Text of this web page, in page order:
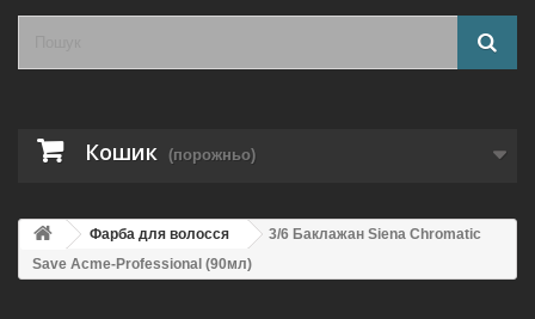
Кошик (порожньо)
Фарба для волосся
3/6 Баклажан Siena Chromatic
Save Acme-Professional (90мл)